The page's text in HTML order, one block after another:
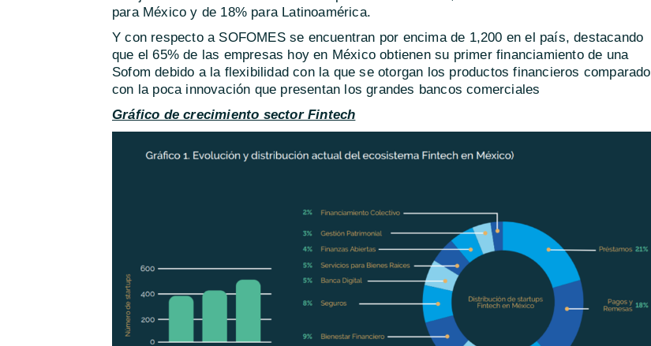
para México y de 18% para Latinoamérica.
Y con respecto a SOFOMES se encuentran por encima de 1,200 en el país, destacando
que el 65% de las empresas hoy en México obtienen su primer financiamiento de una
Sofom debido a la flexibilidad con la que se otorgan los productos financieros comparado
con la poca innovación que presentan los grandes bancos comerciales
Gráfico de crecimiento sector Fintech